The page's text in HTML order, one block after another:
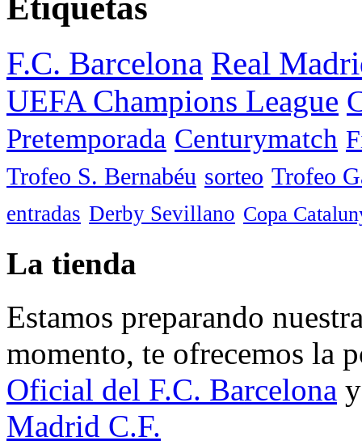
F.C. Barcelona Real
UEFA Champions League
Pretemporada Centurymatch
Trofeo S. Bernabéu sorteo Trofeo
entradas Derby Sevillano Copa
La tienda
Estamos preparando
momento, te ofrecemos la
Oficial del F.C. Barcelona
Madrid C.F.